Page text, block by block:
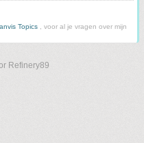
Topics , voor al je vragen over mijn
Refinery89